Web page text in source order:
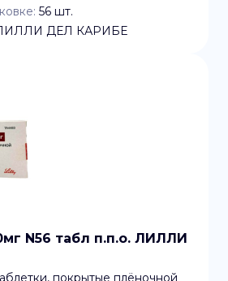
56 шт.
ДЕЛ КАРИБЕ
N56 табл п.п.о. ЛИЛЛИ
покрытые плёночной